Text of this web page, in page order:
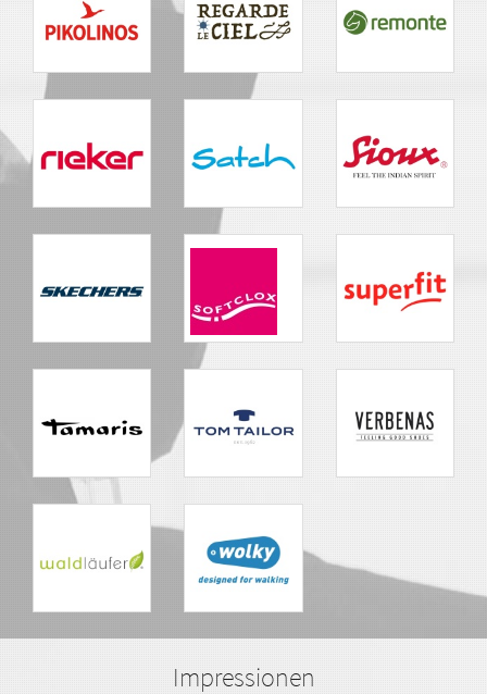
Impressionen